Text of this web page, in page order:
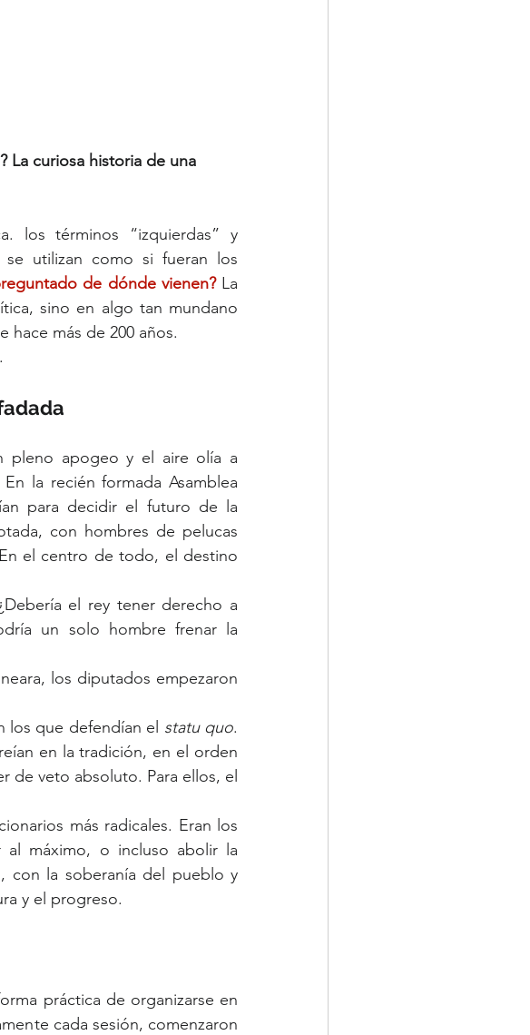
La curiosa historia de una
los términos “izquierdas” y
se utilizan como si fueran los
de dónde vienen? La
sino en algo tan mundano
más de 200 años.
pleno apogeo y el aire olía a
la recién formada Asamblea
para decidir el futuro de la
con hombres de pelucas
el centro de todo, el destino
el rey tener derecho a
un solo hombre frenar la
los diputados empezaron
los que defendían el statu quo.
en la tradición, en el orden
de veto absoluto. Para ellos, el
más radicales. Eran los
máximo, o incluso abolir la
con la soberanía del pueblo y
y el progreso.
práctica de organizarse en
cada sesión, comenzaron